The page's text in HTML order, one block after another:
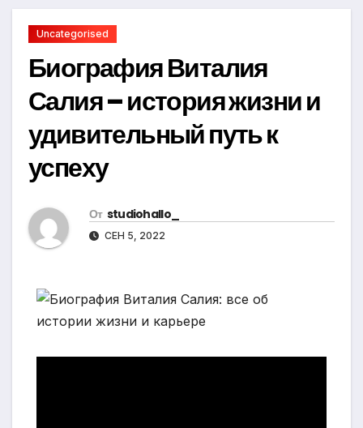
Uncategorised
Биография Виталия
Салия – история жизни и
удивительный путь к
успеху
От studiohallo_
СЕН 5, 2022